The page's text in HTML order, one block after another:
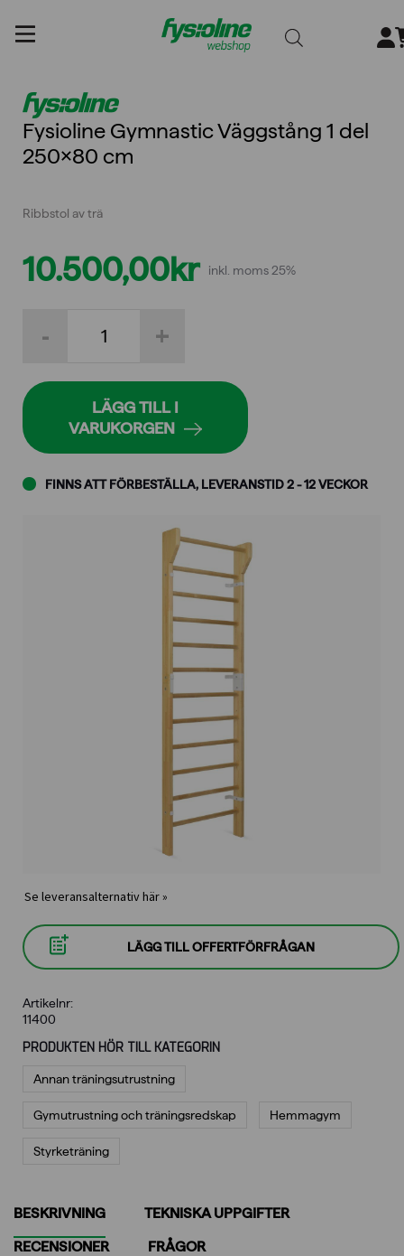
innehållet
Fysioline Gymnastic Väggstång 1 del
250×80 cm
Ribbstol av trä
10.500,00kr inkl. moms 25%
FINNS ATT FÖRBESTÄLLA, LEVERANSTID 2 - 12 VECKOR
+
del
250x80
mängd
-
LÄGG TILL I
VARUKORGEN
Se leveransalternativ här »
LÄGG TILL OFFERTFÖRFRÅGAN
Artikelnr:
11400
PRODUKTEN HÖR TILL KATEGORIN
Annan träningsutrustning
Gymutrustning och träningsredskap Hemmagym
Styrketräning
BESKRIVNING
TEKNISKA UPPGIFTER
RECENSIONER
FRÅGOR